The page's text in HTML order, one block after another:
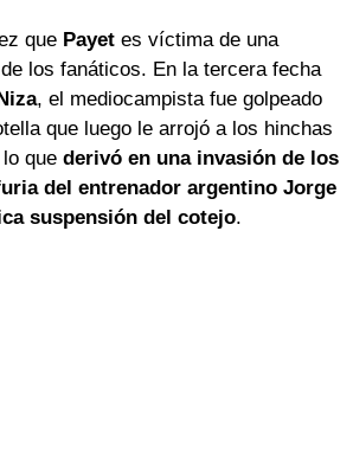
que Payet es víctima de una
los fanáticos. En la tercera fecha
, el mediocampista fue golpeado
que luego le arrojó a los hinchas
que derivó en una invasión de los
del entrenador argentino Jorge
suspensión del cotejo.